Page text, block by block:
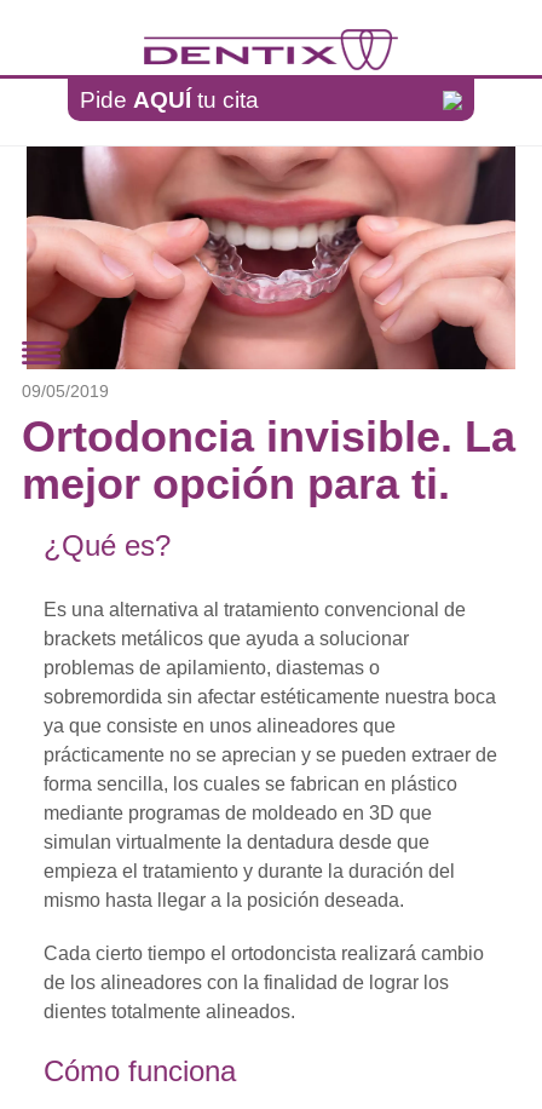
Pide AQUÍ tu cita
09/05/2019
Ortodoncia invisible. La
mejor opción para ti.
¿Qué es?
Es una alternativa al tratamiento convencional de
brackets metálicos que ayuda a solucionar
problemas de apilamiento, diastemas o
sobremordida sin afectar estéticamente nuestra boca
ya que consiste en unos alineadores que
prácticamente no se aprecian y se pueden extraer de
forma sencilla, los cuales se fabrican en plástico
mediante programas de moldeado en 3D que
simulan virtualmente la dentadura desde que
empieza el tratamiento y durante la duración del
mismo hasta llegar a la posición deseada.
Cada cierto tiempo el ortodoncista realizará cambio
de los alineadores con la finalidad de lograr los
dientes totalmente alineados.
Cómo funciona